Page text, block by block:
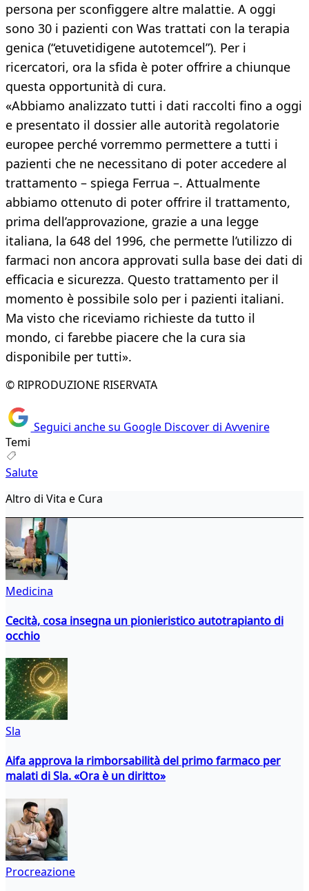
persona per sconfiggere altre malattie. A oggi
sono 30 i pazienti con Was trattati con la terapia
genica (“etuvetidigene autotemcel”). Per i
ricercatori, ora la sfida è poter offrire a chiunque
questa opportunità di cura.
«Abbiamo analizzato tutti i dati raccolti fino a oggi
e presentato il dossier alle autorità regolatorie
europee perché vorremmo permettere a tutti i
pazienti che ne necessitano di poter accedere al
trattamento – spiega Ferrua –. Attualmente
abbiamo ottenuto di poter offrire il trattamento,
prima dell’approvazione, grazie a una legge
italiana, la 648 del 1996, che permette l’utilizzo di
farmaci non ancora approvati sulla base dei dati di
efficacia e sicurezza. Questo trattamento per il
momento è possibile solo per i pazienti italiani.
Ma visto che riceviamo richieste da tutto il
mondo, ci farebbe piacere che la cura sia
disponibile per tutti».
© RIPRODUZIONE RISERVATA
Seguici anche su Google Discover di Avvenire
Temi
Salute
Altro di Vita e Cura
Medicina
Cecità, cosa insegna un pionieristico autotrapianto di
occhio
Sla
Aifa approva la rimborsabilità del primo farmaco per
malati di Sla. «Ora è un diritto»
Procreazione